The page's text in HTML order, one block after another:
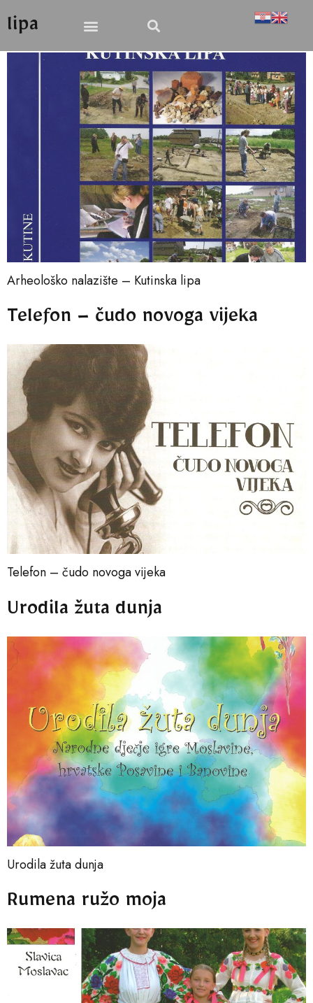
lipa
Arheološko nalazište – Kutinska lipa
Telefon – čudo novoga vijeka
Telefon – čudo novoga vijeka
Urodila žuta dunja
Urodila žuta dunja
Rumena ružo moja